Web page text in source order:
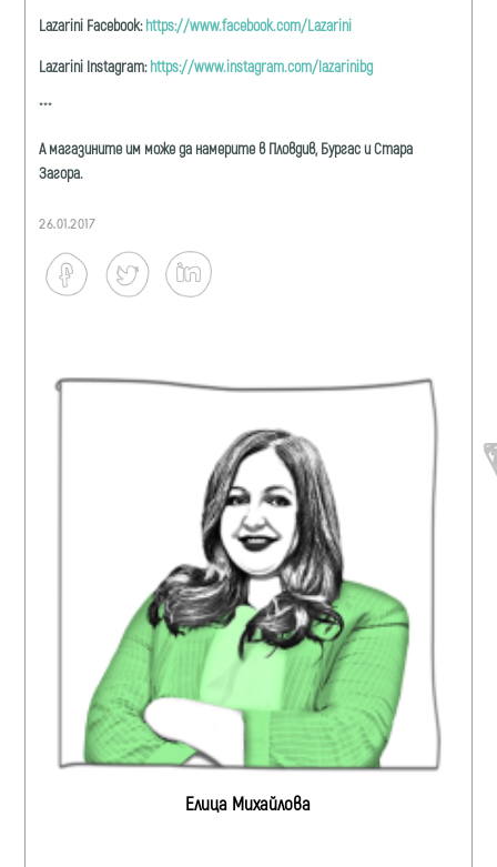
Lazarini Facebook: https://www.facebook.com/Lazarini
Lazarini Instagram: https://www.instagram.com/lazarinibg
***
А магазините им може да намерите в Пловдив, Бургас и Стара
Загора.
26.01.2017
Елица Михайлова